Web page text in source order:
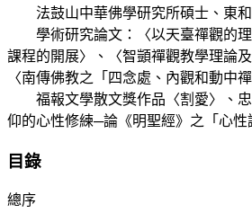
法鼓山中華佛學研究所碩士、東和
學術研究論文：〈以天臺禪觀的理
課程的開展〉、〈智顗禪觀教學理論
〈南傳佛教之「四念處、內觀和動中
福報文學散文獎作品〈割愛〉、忠
仰的心性修練─論《明聖經》之「心性
目錄
總序